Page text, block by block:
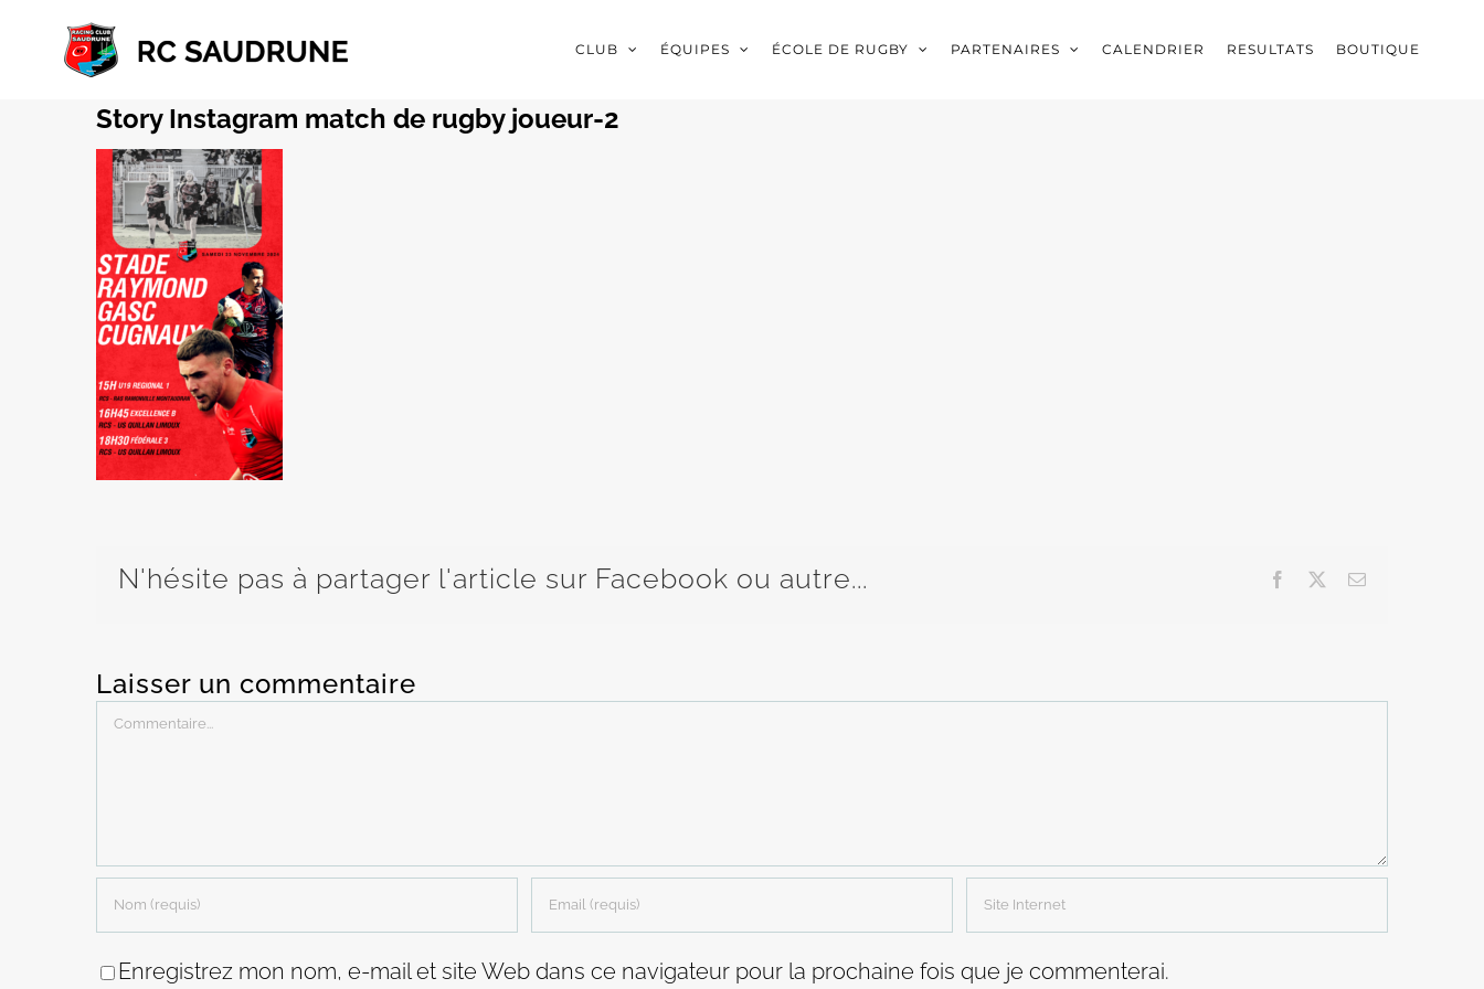
contenu
CLUB ÉQUIPES ÉCOLE DE RUGBY PARTENAIRES CALENDRIER RESULTATS BOUTIQUE
Story Instagram match de rugby joueur-2
N'hésite pas à partager l'article sur Facebook ou autre... Facebook Email
Laisser un commentaire
Commentaire
Enregistrez mon nom, e-mail et site Web dans ce navigateur pour la prochaine fois que je commenterai.